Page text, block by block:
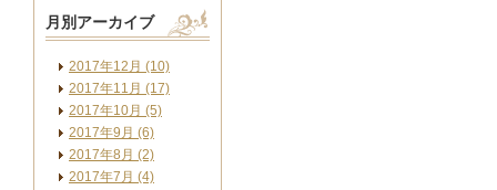
月別アーカイブ
2017年12月 (10)
2017年11月 (17)
2017年10月 (5)
2017年9月 (6)
2017年8月 (2)
2017年7月 (4)